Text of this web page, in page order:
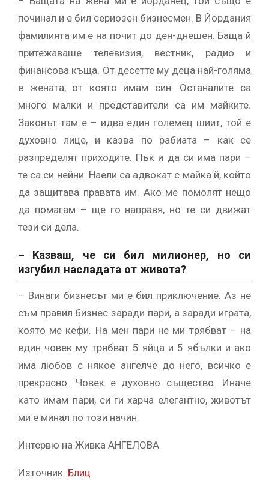
починал и е бил сериозен бизнесмен. В Йордания
фамилията им е на почит до ден-днешен. Баща й
притежаваше телевизия, вестник, радио и
финансова къща. От десетте му деца най-голяма
е жената, от която имам син. Останалите са
много малки и представители са им майките.
Законът там е – идва един големец шиит, той е
духовно лице, и казва по рабиата – как се
разпределят приходите. Пък и да си има пари –
те са си нейни. Наели са адвокат с майка й, който
да защитава правата им. Ако ме помолят нещо
да помагам – ще го направя, но те си движат
тези си дела.
– Казваш, че си бил милионер, но си
изгубил насладата от живота?
– Винаги бизнесът ми е бил приключение. Аз не
съм правил бизнес заради пари, а заради играта,
която ме кефи. На мен пари не ми трябват – на
един човек му трябват 5 яйца и 5 ябълки и ако
има любов с някое ангелче до него, всичко е
прекрасно. Човек е духовно същество. Иначе
като имам пари, си ги харча елегантно, животът
ми е минал по този начин.
Интервю на Живка АНГЕЛОВА
Източник: Блиц